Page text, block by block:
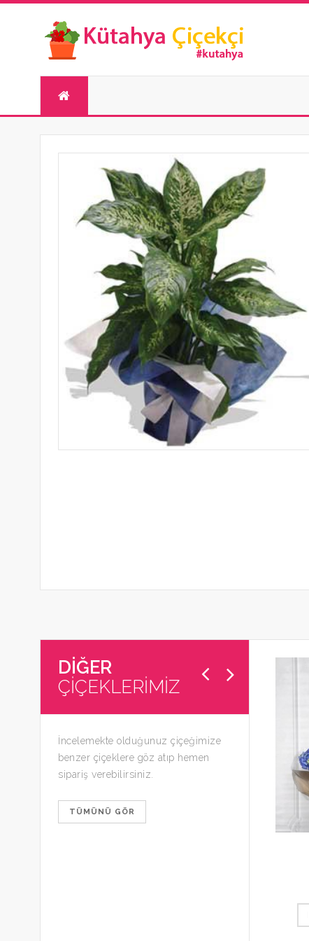
DİĞER
ÇİÇEKLERİMİZ
İncelemekte olduğunuz çiçeğimize
benzer çiçeklere göz atıp hemen
sipariş verebilirsiniz.
TÜMÜNÜ GÖR